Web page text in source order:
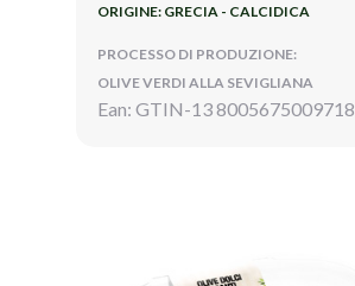
ORIGINE: GRECIA - CALCIDICA
PROCESSO DI PRODUZIONE:
OLIVE VERDI ALLA SEVIGLIANA
Ean: GTIN-13 8005675009718